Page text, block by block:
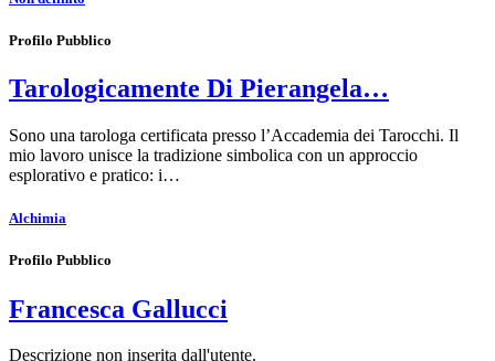
Profilo Pubblico
Tarologicamente Di Pierangela…
Sono una tarologa certificata presso l’Accademia dei Tarocchi. Il
mio lavoro unisce la tradizione simbolica con un approccio
esplorativo e pratico: i…
Alchimia
Profilo Pubblico
Francesca Gallucci
Descrizione non inserita dall'utente.